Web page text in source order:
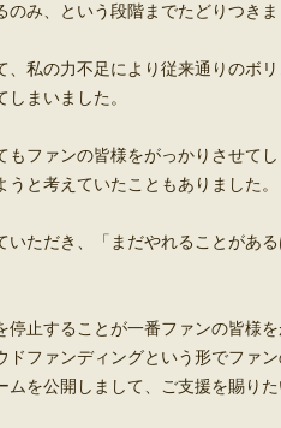
のみ、という段階までたどりつき
、私の力不足により従来通りのボ
まいました。
もファンの皆様をがっかりさせて
と考えていたこともありました。
いただき、「まだやれることがあ
停止することが一番ファンの皆様
ドファンディングという形でファ
ムを公開しまして、ご支援を賜り